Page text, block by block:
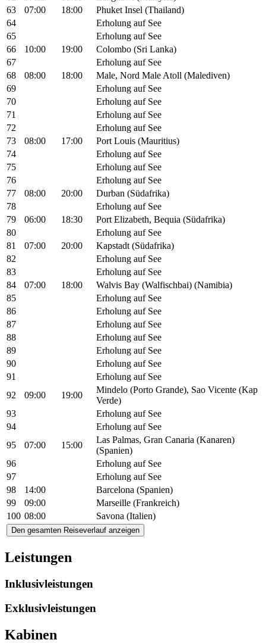
63
07:00 18:00
Phuket Insel (Thailand)
64
Erholung auf See
65
Erholung auf See
66
10:00 19:00
Colombo (Sri Lanka)
67
Erholung auf See
68
08:00 18:00
Male, Nord Male Atoll (Malediven)
69
Erholung auf See
70
Erholung auf See
71
Erholung auf See
72
Erholung auf See
73
08:00 17:00
Port Louis (Mauritius)
74
Erholung auf See
75
Erholung auf See
76
Erholung auf See
77
08:00 20:00
Durban (Südafrika)
78
Erholung auf See
79
06:00 18:30
Port Elizabeth, Bequia (Südafrika)
80
Erholung auf See
81
07:00 20:00
Kapstadt (Südafrika)
82
Erholung auf See
83
Erholung auf See
84
07:00 18:00
Walvis Bay (Walfischbai) (Namibia)
85
Erholung auf See
86
Erholung auf See
87
Erholung auf See
88
Erholung auf See
89
Erholung auf See
90
Erholung auf See
91
Erholung auf See
92
09:00 19:00
Mindelo (Porto Grande), Sao Vicente (Kap
Verde)
93
Erholung auf See
94
Erholung auf See
95
07:00 15:00
Las Palmas, Gran Canaria (Kanaren)
(Spanien)
96
Erholung auf See
97
Erholung auf See
98
14:00
Barcelona (Spanien)
99
09:00
Marseille (Frankreich)
100 08:00 Savona (Italien)
Den gesamten Reiseverlauf anzeigen
Leistungen
Inklusivleistungen
Exklusivleistungen
Kabinen